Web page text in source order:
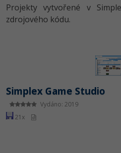
Projekty vytvořené v
zdrojového kódu.
Simplex Game Studio
Vydáno: 2019
21x